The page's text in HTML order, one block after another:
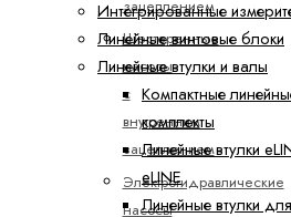
зацеплением
Шестеренные
насосы
с
внутренним
зацеплением
Электрогидравлические
насосы
Интегрированные
Линейные винтовые блоки
Линейные втулки и валы
Компактные
комплекты
Линейные втулки
eLINE
Линейные втулки